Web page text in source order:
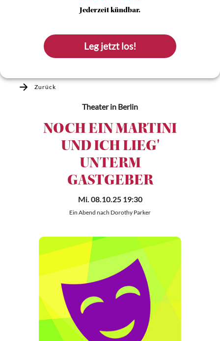
Jederzeit kündbar.
Leg jetzt los!
Zurück
Theaterin Berlin
NOCH EIN MARTINI
UND ICH LIEG'
UNTERM
GASTGEBER
Mi. 08.10.25 19:30
Ein Abend nach Dorothy Parker